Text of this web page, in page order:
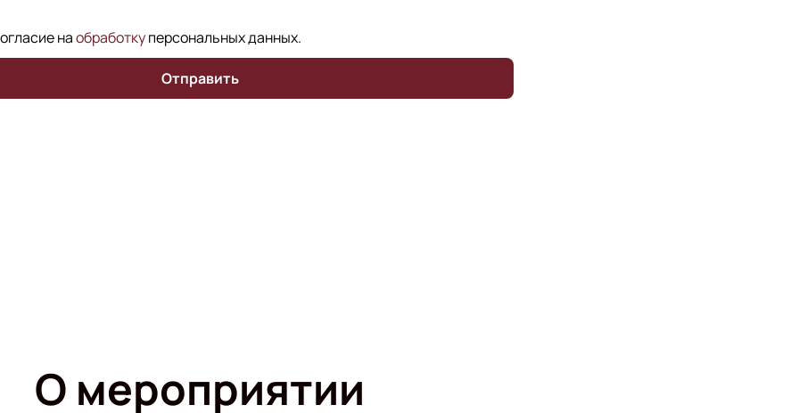
наобработкуперсональных данных.
Отправить
О мероприятии